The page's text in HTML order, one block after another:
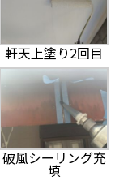
軒天上塗り2回目
破風シーリング充
填